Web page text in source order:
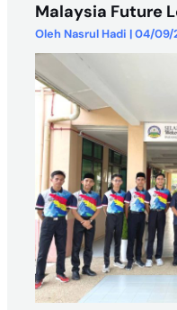
Malaysia Future
Oleh Nasrul Hadi |04/09/